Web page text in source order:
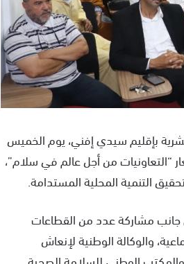
بإقليم سيدي إفني، يوم الخميس
شعار “التعاونيات من أجل عالم في سلام”،
التنمية المحلية المستدامة.
جانب مشاركة عدد من القطاعات
والوكالة الوطنية لإنعاش